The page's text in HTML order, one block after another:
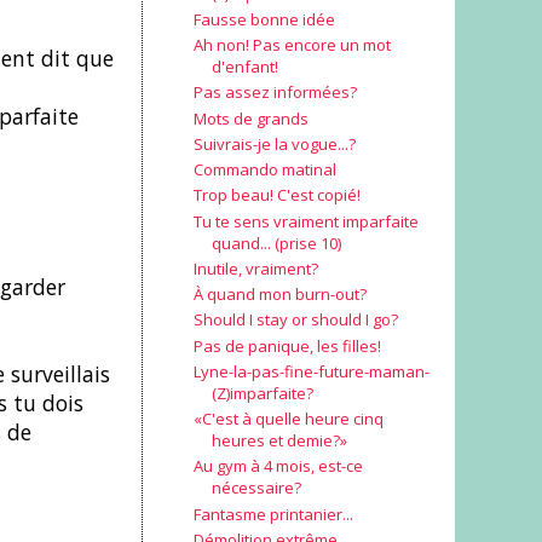
dit que
surveillais
tu dois
de
Fausse bonne idée
Ah non! Pas encore un mot
d'enfant!
Pas assez informées?
Mots de grands
Suivrais-je la vogue...?
Commando matinal
Trop beau! C'est copié!
Tu te sens vraiment imparfaite
quand... (prise 10)
Inutile, vraiment?
À quand mon burn-out?
Should I stay or should I go?
Pas de panique, les filles!
Lyne-la-pas-fine-future-maman-
(Z)imparfaite?
«C'est à quelle heure cinq
heures et demie?»
Au gym à 4 mois, est-ce
nécessaire?
Fantasme printanier...